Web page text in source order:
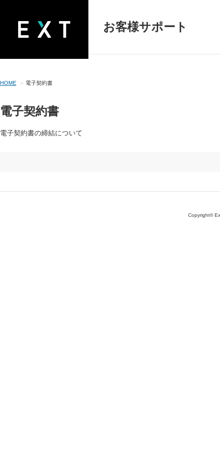
お客様サポート
HOME 電子契約書
電子契約書
電子契約書の締結について
Copyright©